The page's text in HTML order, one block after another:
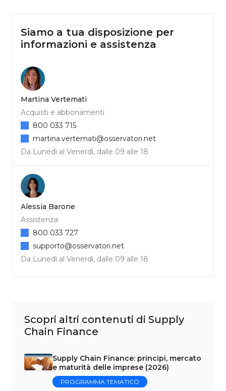
Siamo a tua disposizione per
informazioni e assistenza
Martina Vertemati
Acquisti e abbonamenti
Da Lunedì al Venerdì, dalle 09 alle 18
800 033 715
martina.vertemati@osservatori.net
Alessia Barone
Assistenza
Da Lunedì al Venerdì, dalle 09 alle 18
800 033 727
supporto@osservatori.net
Scopri altri contenuti di Supply
Chain Finance
Supply Chain Finance: principi, mercato
e maturità delle imprese (2026)
PROGRAMMA TEMATICO